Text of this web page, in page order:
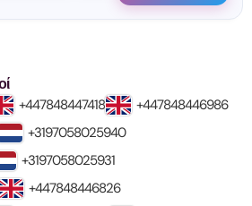
+447848447418
+447848446986
+3197058025940
+3197058025931
+447848446826